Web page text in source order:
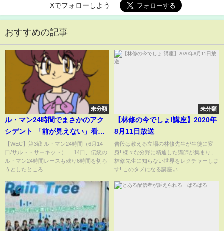
Xでフォローしよう
おすすめの記事
未分類
ル・マン24時間でまさかのアク
シデント 「前が見えない」看板
激突も“抱えながら”激走、衝撃
光景に中継騒然(ABEMA TIMES)
【WEC】第3戦 ル・マン24時間（6月14
日/サルト・サーキット） 14日、伝統の
ル・マン24時間レースも残り6時間を切ろ
うとしたところ...
未分類
【林修の今でしょ!講座】2020年
8月11日放送
普段は教える立場の林修先生が生徒に変
身! 様々な分野に精通した講師が集まり、
林修先生に知らない世界をレクチャーしま
す! このタメになる講座い...